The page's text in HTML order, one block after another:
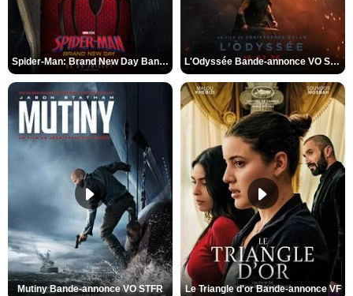
Spider-Man: Brand New Day Bande-annonce VO STFR L'Odyssée Bande-annonce VO STFR
Mutiny Bande-annonce VO STFR Le Triangle d'or Bande-annonce VF